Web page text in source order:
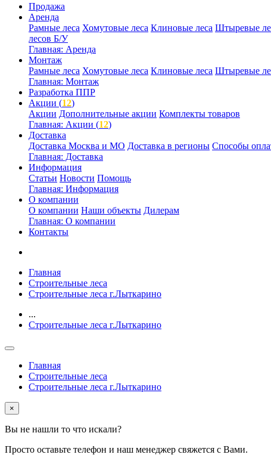
Продажа
Аренда
Рамные леса Хомутовые леса Клиновые леса Штыревые
лесов Б/У
Главная: Аренда
Монтаж
Рамные леса Хомутовые леса Клиновые леса Штыревые
Главная: Монтаж
Разработка ППР
Акции (12)
Акции Дополнительные акции Комплекты товаров
Главная: Акции (12)
Доставка
Доставка Москва и МО Доставка в регионы Способы
Главная: Доставка
Информация
Статьи Новости Помощь
Главная: Информация
О компании
О компании Наши объекты Дилерам
Главная: О компании
Контакты
Главная
Строительные леса
Строительные леса г.Лыткарино
...
Строительные леса г.Лыткарино
Главная
Строительные леса
Строительные леса г.Лыткарино
×
Вы не нашли то что искали?
Просто оставьте телефон и наш менеджер свяжется с Вами.